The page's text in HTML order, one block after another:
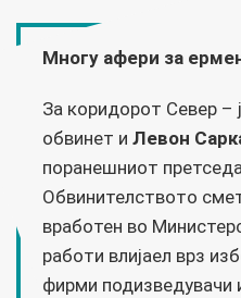
Многу афери за
За коридорот Север –
обвинет и Левон
поранешниот
Обвинителството
вработен во
работи влијаел врз
фирми подизведувачи